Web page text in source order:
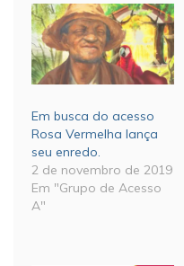
Em busca do acesso
Rosa Vermelha lança
seu enredo.
2 de novembro de 2019
Em "Grupo de Acesso
A"